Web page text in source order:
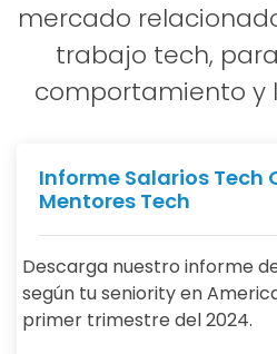
mercado
trabajo tech,
comportamiento y
Informe Salarios Tech
Mentores Tech
Descarga nuestro informe
según tu seniority en
primer trimestre del 2024.